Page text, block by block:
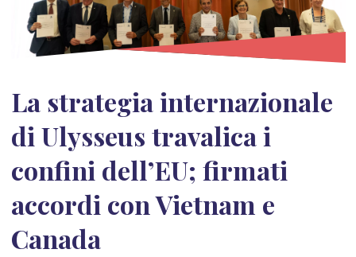
La strategia internazionale
di Ulysseus travalica i
confini dell’EU; firmati
accordi con Vietnam e
Canada